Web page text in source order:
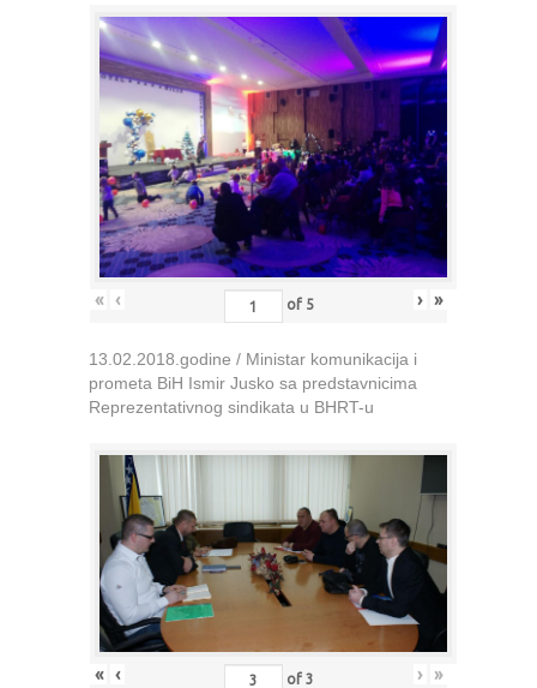
« ‹ of 5 › »
13.02.2018.godine / Ministar komunikacija i
prometa BiH Ismir Jusko sa predstavnicima
Reprezentativnog sindikata u BHRT-u
« ‹ of 3 › »